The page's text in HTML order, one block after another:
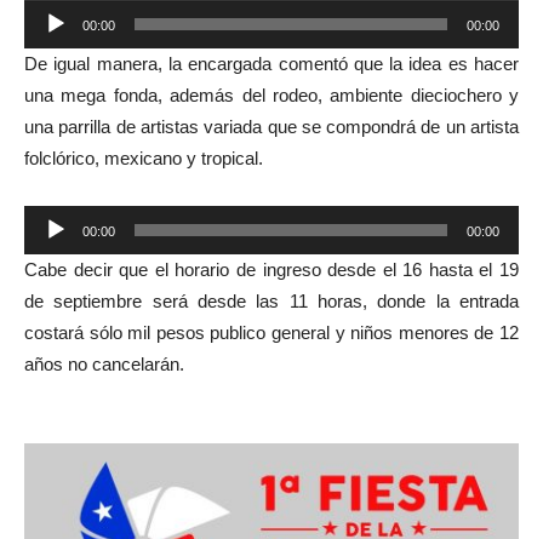
Reproductor
de
audio
00:00 00:00
De igual manera, la encargada comentó que la idea es hacer
una mega fonda, además del rodeo, ambiente dieciochero y
una parrilla de artistas variada que se compondrá de un artista
folclórico, mexicano y tropical.
Reproductor
de
audio
00:00 00:00
Cabe decir que el horario de ingreso desde el 16 hasta el 19
de septiembre será desde las 11 horas, donde la entrada
costará sólo mil pesos publico general y niños menores de 12
años no cancelarán.